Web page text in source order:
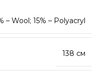
– Wool; 15% – Polyacryl
138 см